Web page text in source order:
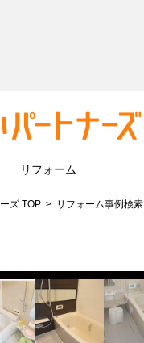
リフォーム
ズ TOP リフォーム事例検索